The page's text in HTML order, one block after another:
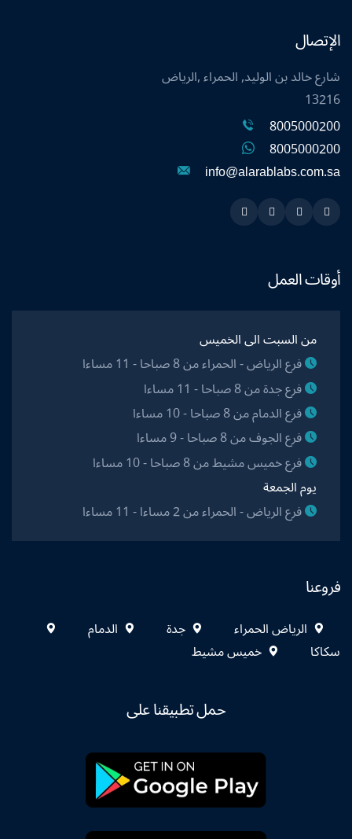
الإتصال
شارع خالد بن الوليد, الحمراء ,الرياض
13216
8005000200
8005000200
info@alarablabs.com.sa
Snapchat
Twitter
Linkedin
Instagram
أوقات العمل
من السبت الى الخميس
فرع الرياض - الحمراء من 8 صباحا - 11 مساءا
فرع جدة من 8 صباحا - 11 مساءا
فرع الدمام من 8 صباحا - 10 مساءا
فرع الجوف من 8 صباحا - 9 مساءا
فرع خميس مشيط من 8 صباحا - 10 مساءا
يوم الجمعة
فرع الرياض - الحمراء من 2 مساءا - 11 مساءا
فروعنا
الرياض الحمراء جدة
الدمام
سكاكا
خميس مشيط
حمل تطبيقنا على